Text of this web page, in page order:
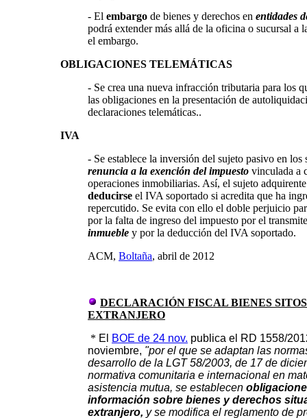
- El embargo de bienes y derechos en entidades
podrá extender más allá de la oficina o sucursal a
el embargo.
OBLIGACIONES TELEMÁTICAS
- Se crea una nueva infracción tributaria para los
las obligaciones en la presentación de
declaraciones telemáticas..
IVA
- Se establece la inversión del sujeto pasivo en los
renuncia a la exención del impuesto vinculada a
operaciones inmobiliarias. Así, el sujeto
deducirse el IVA soportado si acredita que ha
repercutido. Se evita con ello el doble perjuicio
por la falta de ingreso del impuesto por el
inmueble y por la deducción del IVA soportado.
ACM, Boltaña, abril de 2012
DECLARACIÓN FISCAL BIENES
EXTRANJERO
* El BOE de 24 nov. publica el RD 1558/
noviembre, "por el que se adaptan las
desarrollo de la LGT 58/2003, de 17 de
normativa comunitaria e internacional en
asistencia mutua, se establecen
información sobre bienes y derechos
extranjero, y se modifica el reglamento de